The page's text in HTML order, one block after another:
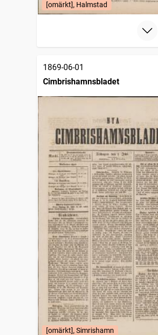
[omärkt], Halmstad
1869-06-01
Cimbrishamnsbladet
[omärkt], Simrishamn